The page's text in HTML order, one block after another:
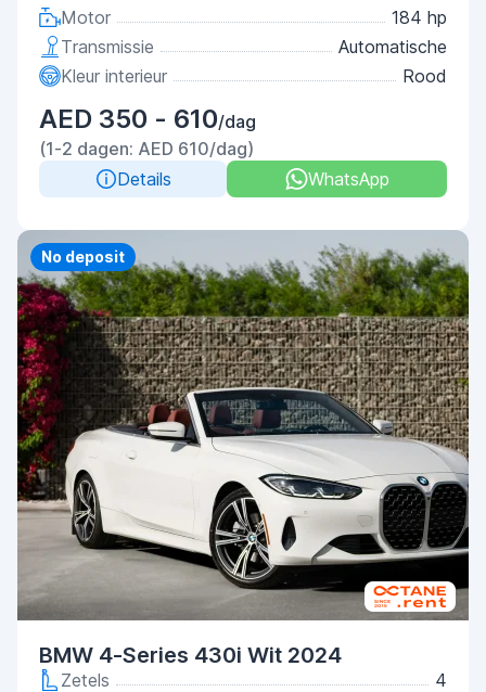
Motor
184 hp
Transmissie
Automatische
Kleur interieur
Rood
AED 350 - 610/dag
(1-2 dagen: AED 610/dag)
Details
WhatsApp
Priority
No deposit
BMW 4-Series 430i Wit 2024
Zetels
4